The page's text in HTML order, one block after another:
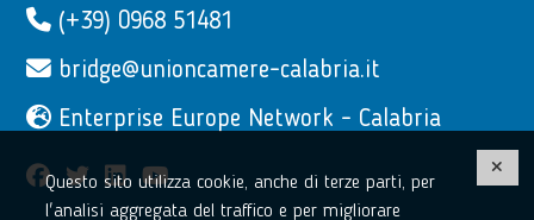
(+39) 0968 51481
bridge@unioncamere-calabria.it
Enterprise Europe Network - Calabria
facebook
twitterlinkedinyoutube
Questo sito utilizza cookie, anche di terze parti, per
l'analisi aggregata del traffico e per migliorare